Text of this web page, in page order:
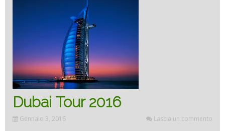
Dubai Tour 2016
Gennaio 3, 2016 Lascia un commento